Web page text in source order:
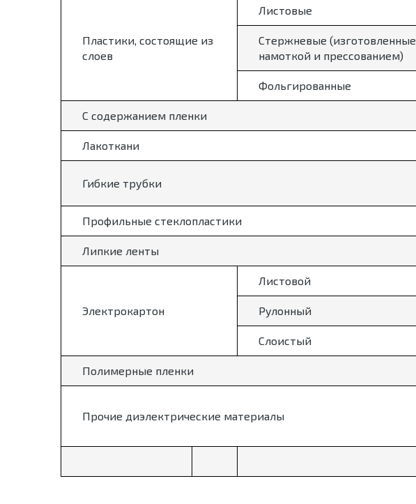
Пластики, состоящие из
слоев
Листовые
Стержневые (изготовленные
намоткой и прессованием)
Фольгированные
С содержанием пленки
Лакоткани
Гибкие трубки
Профильные стеклопластики
Липкие ленты
Электрокартон
Листовой
Рулонный
Слоистый
Полимерные пленки
Прочие диэлектрические материалы